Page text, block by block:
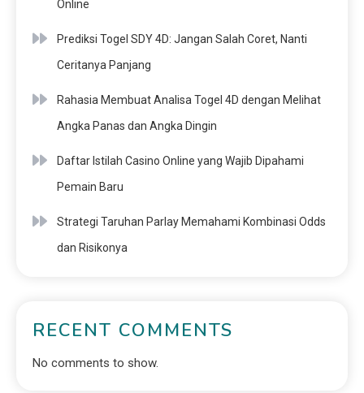
Online
Prediksi Togel SDY 4D: Jangan Salah Coret, Nanti
Ceritanya Panjang
Rahasia Membuat Analisa Togel 4D dengan Melihat
Angka Panas dan Angka Dingin
Daftar Istilah Casino Online yang Wajib Dipahami
Pemain Baru
Strategi Taruhan Parlay Memahami Kombinasi Odds
dan Risikonya
RECENT COMMENTS
No comments to show.